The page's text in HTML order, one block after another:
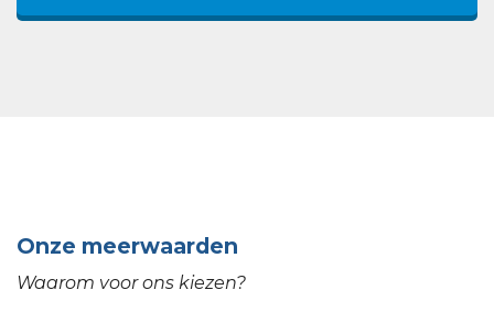
Onze meerwaarden
Waarom voor ons kiezen?